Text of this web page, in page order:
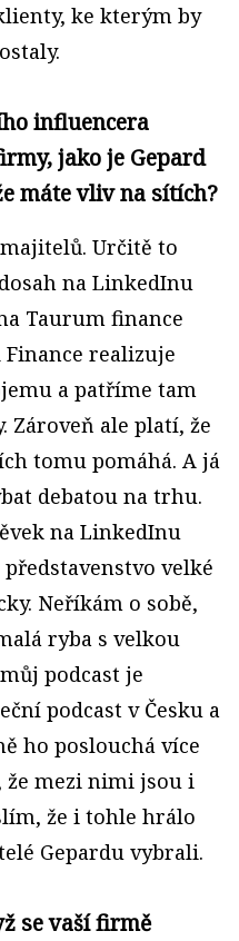
ke kterým by
influencera
jako je Gepard
máte vliv na sítích?
Určitě to
na LinkedInu
Taurum finance
Finance realizuje
a patříme tam
Zároveň ale platí, že
tomu pomáhá. A já
debatou na trhu.
na LinkedInu
velké
Neříkám o sobě,
ryba s velkou
podcast je
podcast v Česku a
ho poslouchá více
že mezi nimi jsou i
že i tohle hrálo
Gepardu vybrali.
se vaší firmě